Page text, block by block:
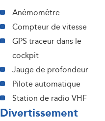
Anémomètre
Compteur de vitesse
GPS traceur dans le
cockpit
Jauge de profondeur
Pilote automatique
Station de radio VHF
Divertissement